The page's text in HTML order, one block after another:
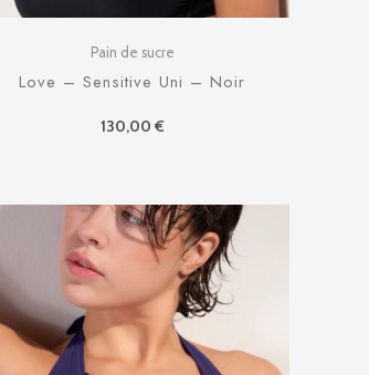
Pain de sucre
Love – Sensitive Uni – Noir
130,00 €